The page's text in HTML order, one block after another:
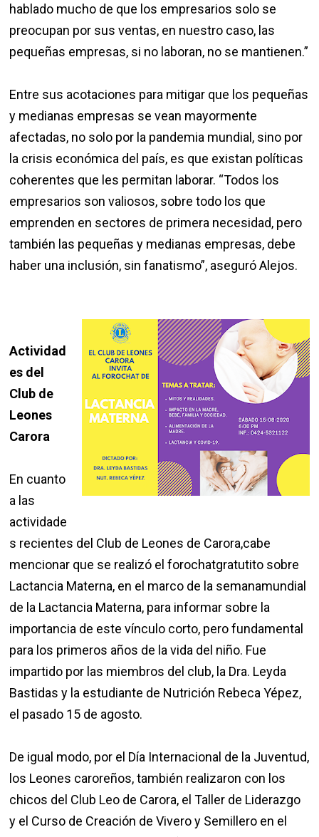
hablado mucho de que los empresarios solo se
preocupan por sus ventas, en nuestro caso, las
pequeñas empresas, si no laboran, no se mantienen.”
Entre sus acotaciones para mitigar que los pequeñas
y medianas empresas se vean mayormente
afectadas, no solo por la pandemia mundial, sino por
la crisis económica del país, es que existan políticas
coherentes que les permitan laborar. “Todos los
empresarios son valiosos, sobre todo los que
emprenden en sectores de primera necesidad, pero
también las pequeñas y medianas empresas, debe
haber una inclusión, sin fanatismo”, aseguró Alejos.
Actividad
es del
Club de
Leones
Carora
En cuanto
a las
actividade
s recientes del Club de Leones de Carora,cabe
mencionar que se realizó el forochatgratutito sobre
Lactancia Materna, en el marco de la semanamundial
de la Lactancia Materna, para informar sobre la
importancia de este vínculo corto, pero fundamental
para los primeros años de la vida del niño. Fue
impartido por las miembros del club, la Dra. Leyda
Bastidas y la estudiante de Nutrición Rebeca Yépez,
el pasado 15 de agosto.
De igual modo, por el Día Internacional de la Juventud,
los Leones caroreños, también realizaron con los
chicos del Club Leo de Carora, el Taller de Liderazgo
y el Curso de Creación de Vivero y Semillero en el